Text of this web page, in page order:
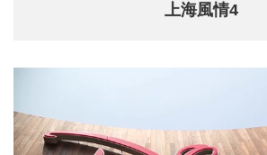
上海風情4